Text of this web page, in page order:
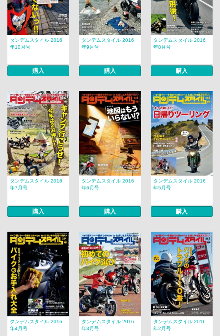
タンデムスタイル 2016
年10月号
購入
タンデムスタイル 2016
年9月号
購入
タンデムスタイル 2016
年8月号
購入
タンデムスタイル 2016
年7月号
購入
タンデムスタイル 2016
年6月号
購入
タンデムスタイル 2016
年5月号
購入
タンデムスタイル 2016
年4月号
タンデムスタイル 2016
年3月号
タンデムスタイル 2016
年2月号